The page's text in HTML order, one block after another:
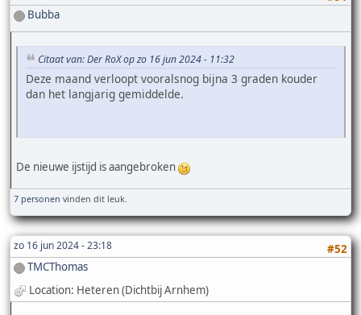
Bubba
Citaat van: Der RoX op zo 16 jun 2024 - 11:32
Deze maand verloopt vooralsnog bijna 3 graden kouder
dan het langjarig gemiddelde.
De nieuwe ijstijd is aangebroken
7 personen vinden dit leuk.
zo 16 jun 2024 - 23:18
#52
TMCThomas
Location: Heteren (Dichtbij Arnhem)